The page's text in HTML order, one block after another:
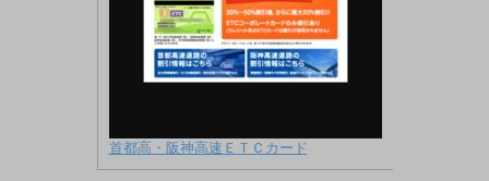
首都高・阪神高速ＥＴＣカード